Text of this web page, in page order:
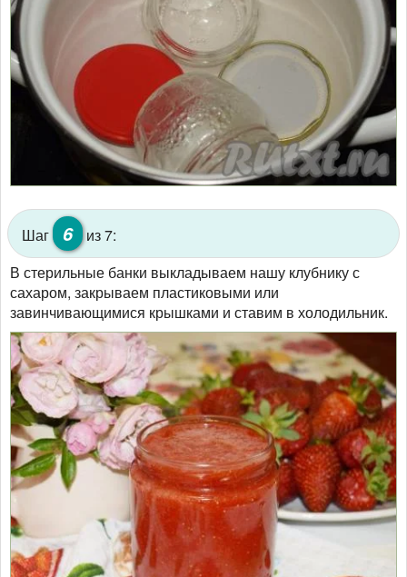
Шаг 6
из 7:
В стерильные банки выкладываем нашу клубнику с
сахаром, закрываем пластиковыми или
завинчивающимися крышками и ставим в холодильник.